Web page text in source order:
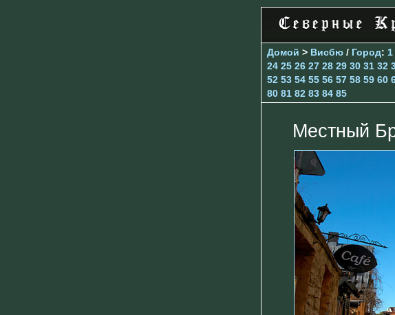
Домой > Висбю / Город: 1
24 25 26 27 28 29 30 31 32
52 53 54 55 56 57 58 59 60
80 81 82 83 84 85
Местный